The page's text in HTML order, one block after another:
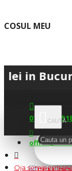
COSUL MEU
Oja